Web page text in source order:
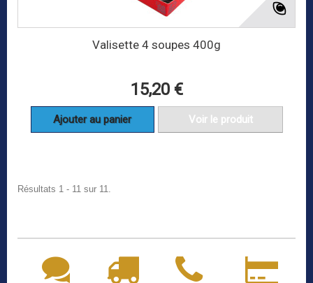
Valisette 4 soupes 400g
15,20 €
Ajouter au panier Voir le produit
Résultats 1 - 11 sur 11.